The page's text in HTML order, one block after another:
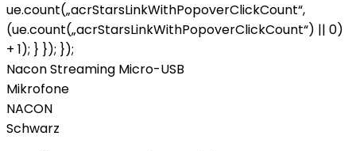
ue.count(„acrStarsLinkWithPopoverClickCount“,
(ue.count(„acrStarsLinkWithPopoverClickCount“) || 0)
+ 1); } }); });
Nacon Streaming Micro-USB
Mikrofone
NACON
Schwarz